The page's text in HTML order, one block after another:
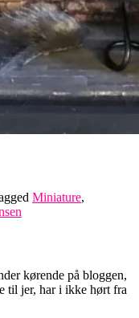
Miniature,
kørende på bloggen,
til jer, har i ikke hørt fra